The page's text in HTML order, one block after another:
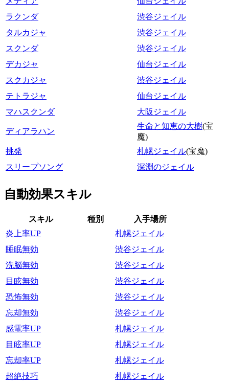
ラクンダ
渋谷ジェイル
タルカジャ
渋谷ジェイル
スクンダ
渋谷ジェイル
デカジャ
仙台ジェイル
スクカジャ
渋谷ジェイル
テトラジャ
仙台ジェイル
マハスクンダ
大阪ジェイル
ディアラハン
生命と知恵の大樹(宝
魔)
挑発
札幌ジェイル(宝魔)
スリープソング
深淵のジェイル
自動効果スキル
スキル 種別
入手場所
炎上率UP
札幌ジェイル
睡眠無効
渋谷ジェイル
洗脳無効
渋谷ジェイル
目眩無効
渋谷ジェイル
恐怖無効
渋谷ジェイル
忘却無効
渋谷ジェイル
感電率UP
札幌ジェイル
目眩率UP
札幌ジェイル
忘却率UP
札幌ジェイル
超絶技巧
札幌ジェイル